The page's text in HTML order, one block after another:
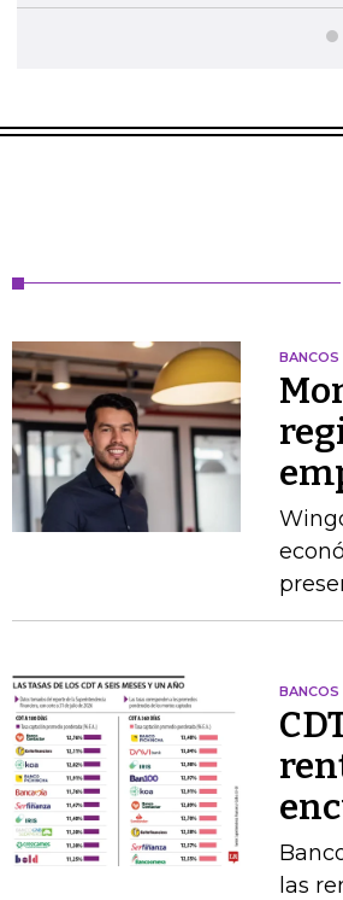
BANCOS
BANCOS
las